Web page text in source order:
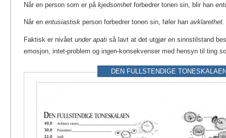
Når en person som er på kjedsomhet forbedrer tonen sin, blir han
Når en entusiastisk person forbedrer tonen sin, føler han avklarethet.
Faktisk er nivået under apati så lavt at det utgjør en sinnstilstand
emosjon, intet-problem og ingen-konsekvenser med hensyn til ting
DEN FULLSTENDIGE